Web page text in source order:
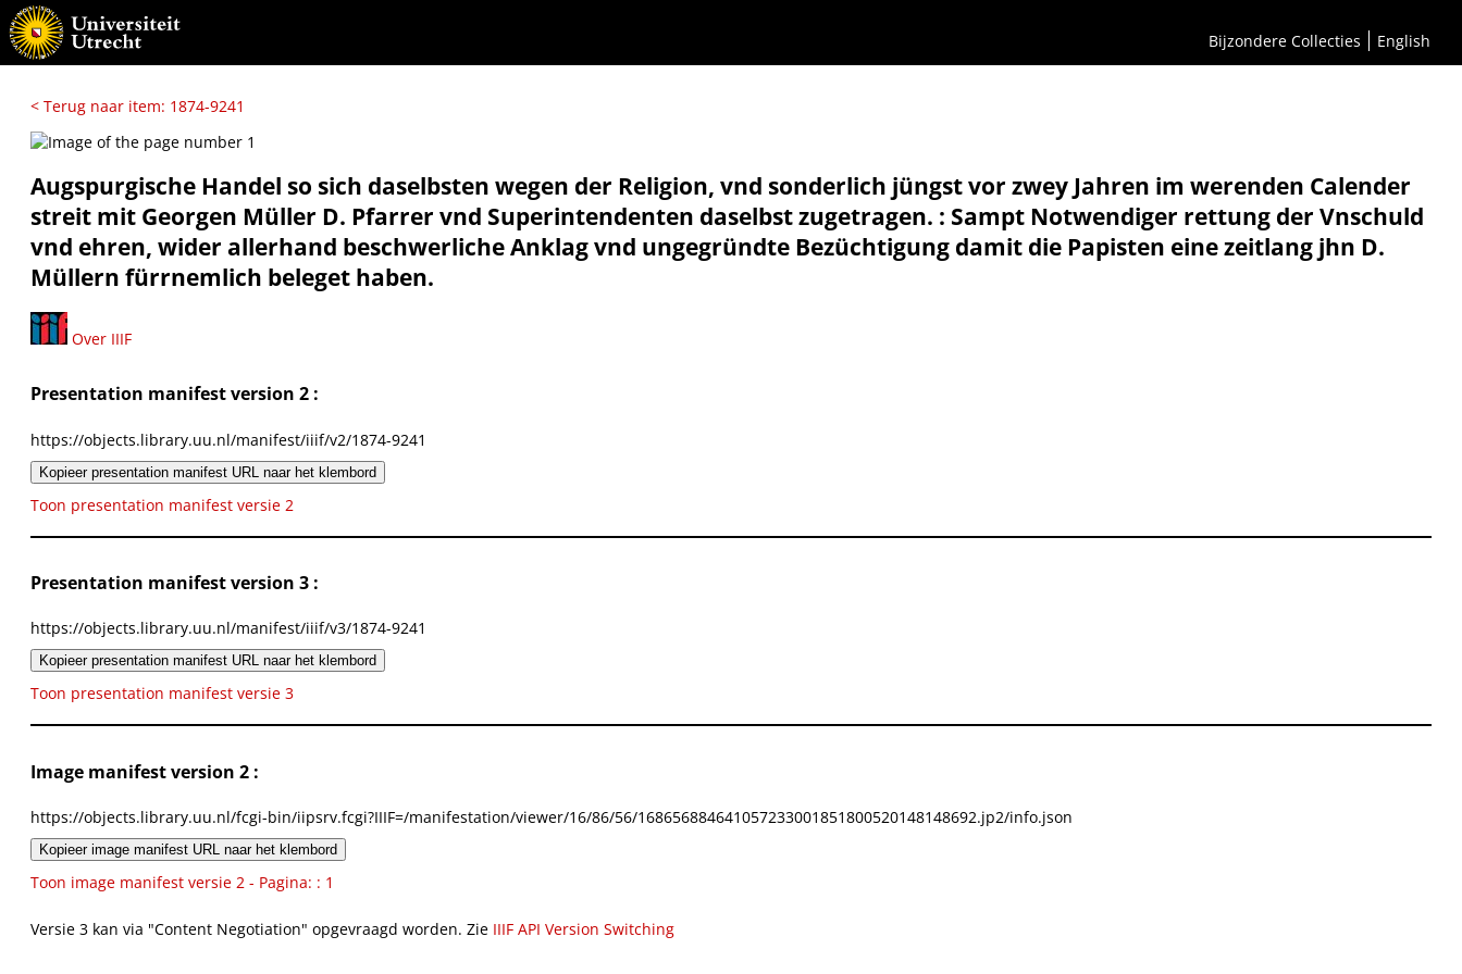
Bijzondere Collecties English
< Terug naar item: 1874-9241
Augspurgische Handel so sich daselbsten wegen der Religion, vnd sonderlich jüngst vor zwey Jahren im werenden Calender
streit mit Georgen Müller D. Pfarrer vnd Superintendenten daselbst zugetragen. : Sampt Notwendiger rettung der Vnschuld
vnd ehren, wider allerhand beschwerliche Anklag vnd ungegründte Bezüchtigung damit die Papisten eine zeitlang jhn D.
Müllern fürrnemlich beleget haben.
Over IIIF
Presentation manifest version 2 :
https://objects.library.uu.nl/manifest/iiif/v2/1874-9241
Kopieer presentation manifest URL naar het klembord
Toon presentation manifest versie 2
Presentation manifest version 3 :
https://objects.library.uu.nl/manifest/iiif/v3/1874-9241
Kopieer presentation manifest URL naar het klembord
Toon presentation manifest versie 3
Image manifest version 2 :
https://objects.library.uu.nl/fcgi-bin/iipsrv.fcgi?IIIF=/manifestation/viewer/16/86/56/168656884641057233001851800520148148692.jp2/info.json
Kopieer image manifest URL naar het klembord
Toon image manifest versie 2 - Pagina: : 1
Versie 3 kan via "Content Negotiation" opgevraagd worden. Zie IIIF API Version Switching